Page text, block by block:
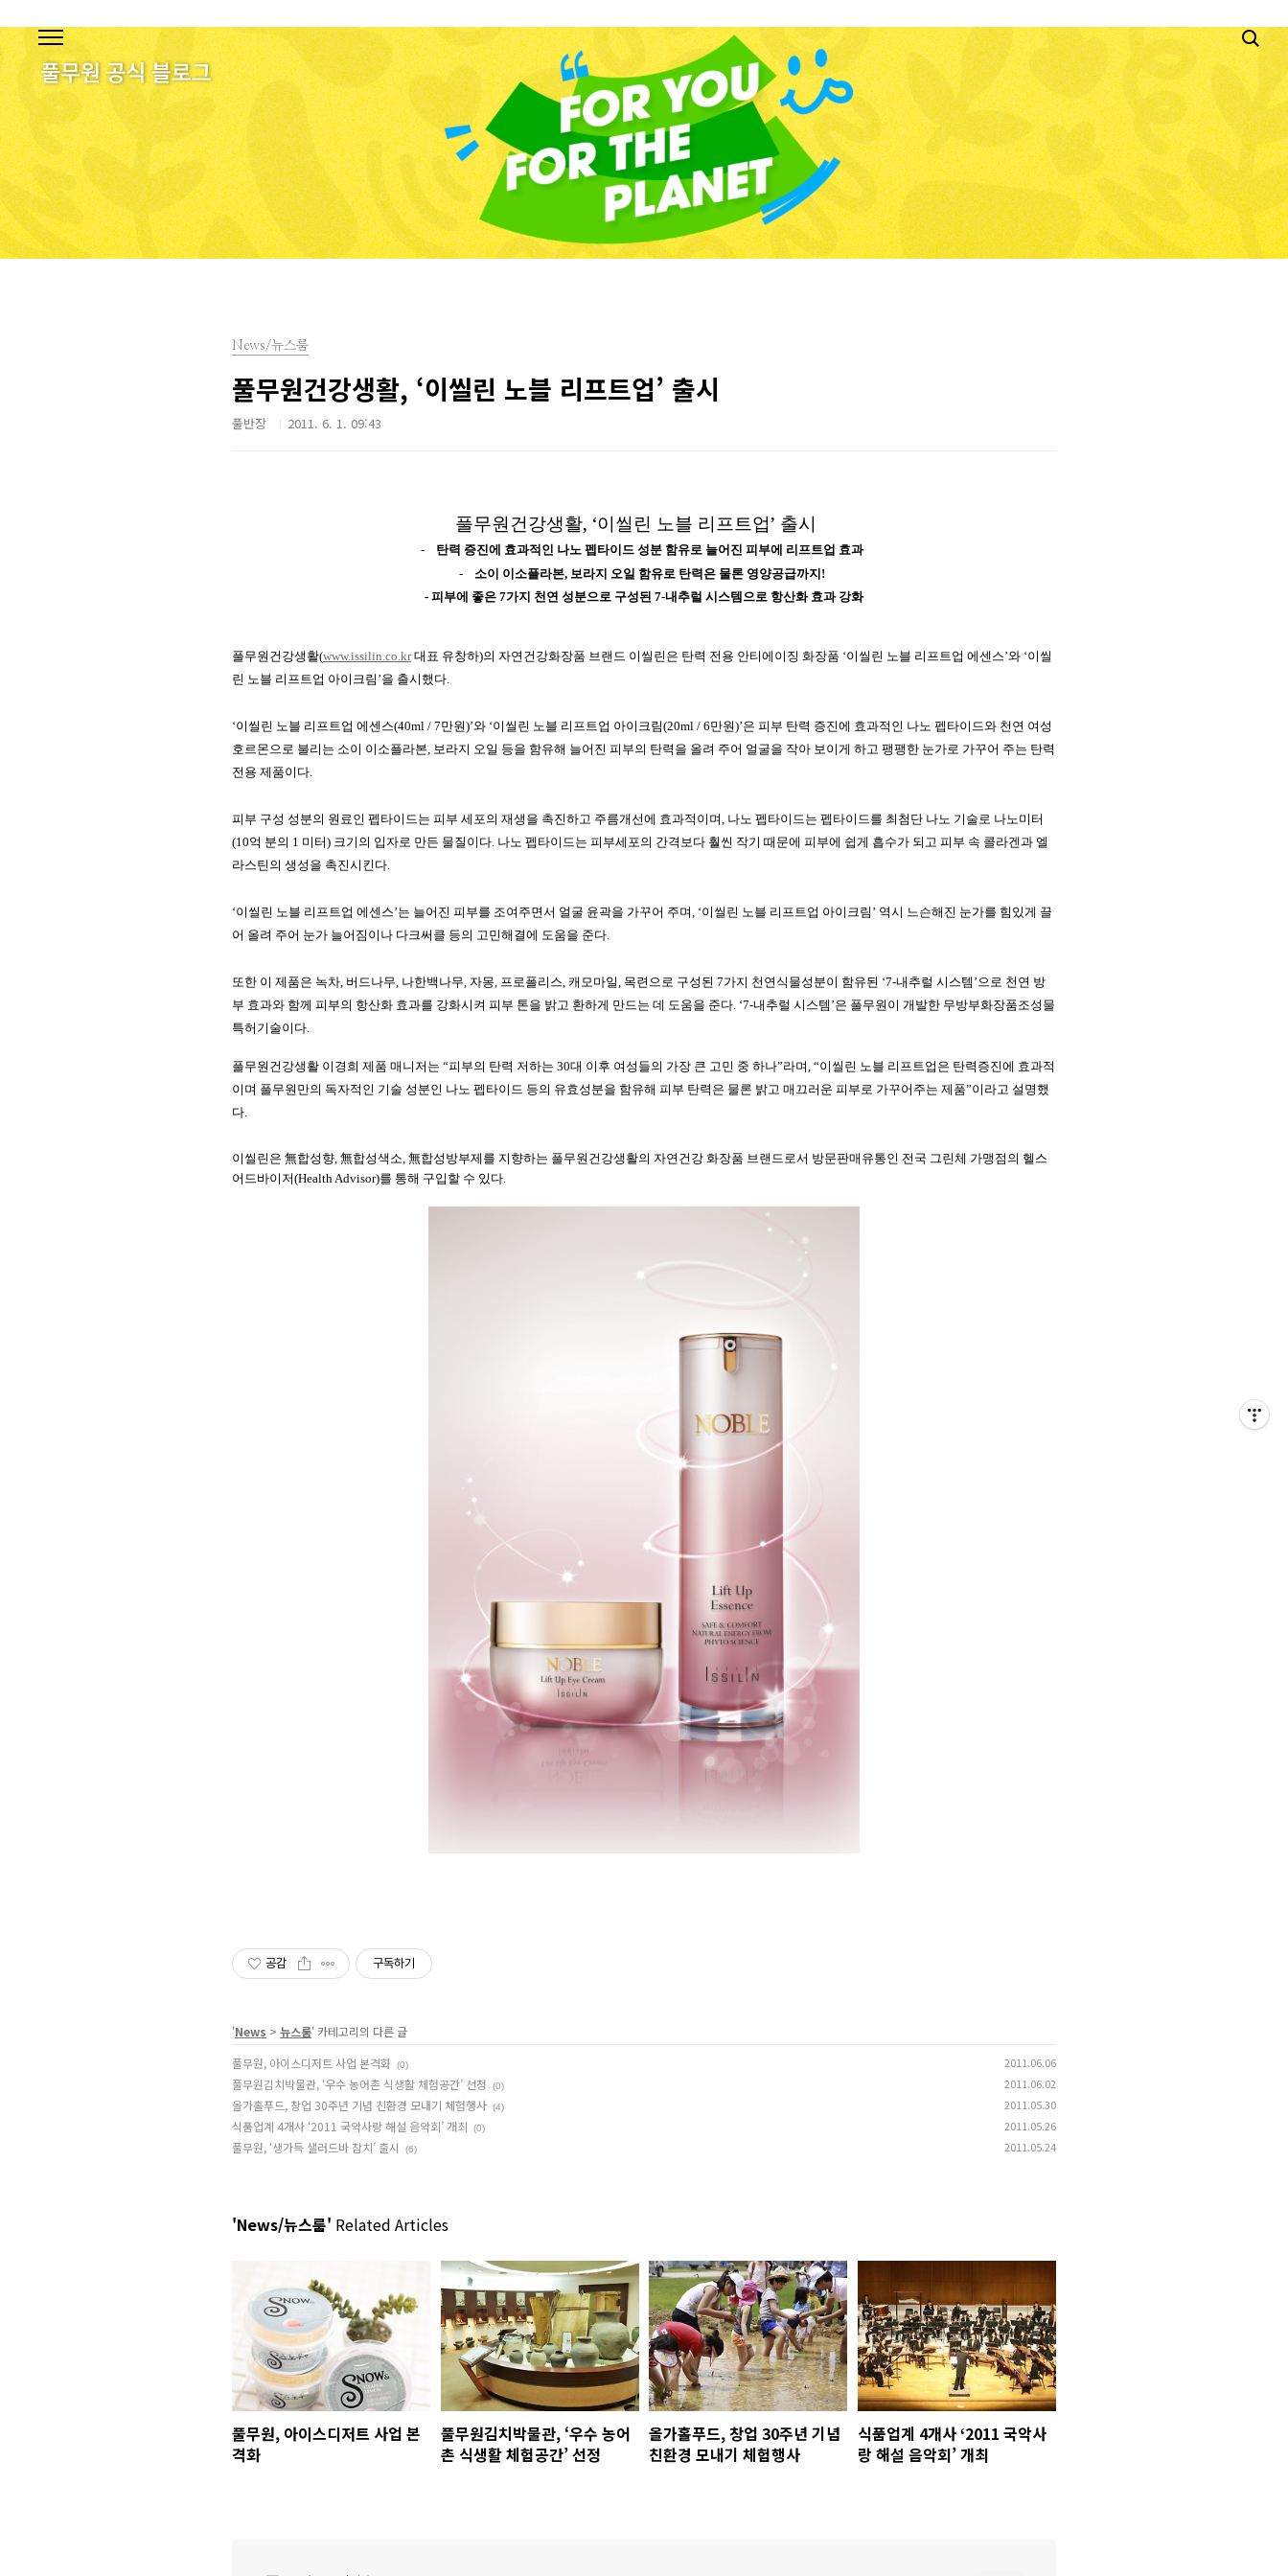
News/뉴스룸
풀무원건강생활, ‘이씰린 노블 리프트업’ 출시
풀반장 2011. 6. 1. 09:43
풀무원건강생활, ‘이씰린 노블 리프트업’ 출시
- 탄력 증진에 효과적인 나노 펩타이드 성분 함유로 늘어진 피부에 리프트업 효과
-
소이 이소플라본, 보라지 오일 함유로 탄력은 물론 영양공급까지 !
- 피부에 좋은 7가지 천연 성분으로 구성된 7-내추럴 시스템으로 항산화 효과 강화
풀무원건강생활(www.issilin.co.kr 대표 유창하)의 자연건강화장품 브랜드 이씰린은 탄력 전용 안티에이징 화장품 ‘이씰린 노블 리프트업 에센스’와 ‘이씰
린 노블 리프트업 아이크림 ’을 출시했다
‘이씰린 노블 리프트업 에센스(40ml / 7만원)’와 ‘이씰린 노블 리프트업 아이크림(20ml / 6만원)’은 피부 탄력 증진에 효과적인 나노 펩타이드와 천연 여성
호르몬으로 불리는 소이 이소플라본 보라지 오일 등을 함유해 늘어진 피부의 탄력을 올려 주어 얼굴을 작아 보이게 하고 팽팽한 눈가로 가꾸어 주는 탄력
전용 제품이다
피부 구성 성분의 원료인 펩타이드는 피부 세포의 재생을 촉진하고 주름개선에 효과적이며 나노 펩타이드는 펩타이드를 최첨단 나노 기술로 나노미터
(10억 분의 1 미터) 크기의 입자로 만든 물질이다 나노 펩타이드는 피부세포의 간격보다 훨씬 작기 때문에 피부에 쉽게 흡수가 되고 피부 속 콜라겐과 엘
라스틴의 생성을 촉진시킨다
‘이씰린 노블 리프트업 에센스’는 늘어진 피부를 조여주면서 얼굴 윤곽을 가꾸어 주며 , ‘이씰린 노블 리프트업 아이크림 ’ 역시 느슨해진 눈가를 힘있게 끌
어 올려 주어 눈가 늘어짐이나 다크써클 등의 고민해결에 도움을 준다
또한 이 제품은 녹차 버드나무 나한백나무 자몽 프로폴리스 캐모마일 목련으로 구성된 7가지 천연식물성분이 함유된 ‘7-내추럴 시스템’으로 천연 방
부 효과와 함께 피부의 항산화 효과를 강화시켜 피부 톤을 밝고 환하게 만드는 데 도움을 준다 . ‘7-내추럴 시스템 ’은 풀무원이 개발한 무방부화장품조성물
특허기술이다
풀무원건강생활 이경희 제품 매니저는 “피부의 탄력 저하는 30대 이후 여성들의 가장 큰 고민 중 하나”라며 , “이씰린 노블 리프트업은 탄력증진에 효과적
이며 풀무원만의 독자적인 기술 성분인 나노 펩타이드 등의 유효성분을 함유해 피부 탄력은 물론 밝고 매끄러운 피부로 가꾸어주는 제품”이라고 설명했
다
이씰린은 無합성향 無합성색소 無합성방부제를 지향하는 풀무원건강생활의 자연건강 화장품 브랜드로서 방문판매유통인 전국 그린체 가맹점의 헬스
어드바이저(Health Advisor)를 통해 구입할 수 있다
공감 구독하기
'News > 뉴스룸' 카테고리의 다른 글
풀무원, 아이스디저트 사업 본격화 (0) 2011.06.06
풀무원김치박물관, ‘우수 농어촌 식생활 체험공간’ 선정 (0) 2011.06.02
올가홀푸드, 창업 30주년 기념 친환경 모내기 체험행사 (4) 2011.05.30
식품업계 4개사 ‘2011 국악사랑 해설 음악회’ 개최 (0) 2011.05.26
풀무원, ‘생가득 샐러드바 참치’ 출시 (6) 2011.05.24
'News/뉴스룸' Related Articles
풀무원, 아이스디저트 사업 본
격화
풀무원김치박물관, ‘우수 농어
촌 식생활 체험공간’ 선정
올가홀푸드, 창업 30주년 기념
친환경 모내기 체험행사
식품업계 4개사 ‘2011 국악사
랑 해설 음악회’ 개최